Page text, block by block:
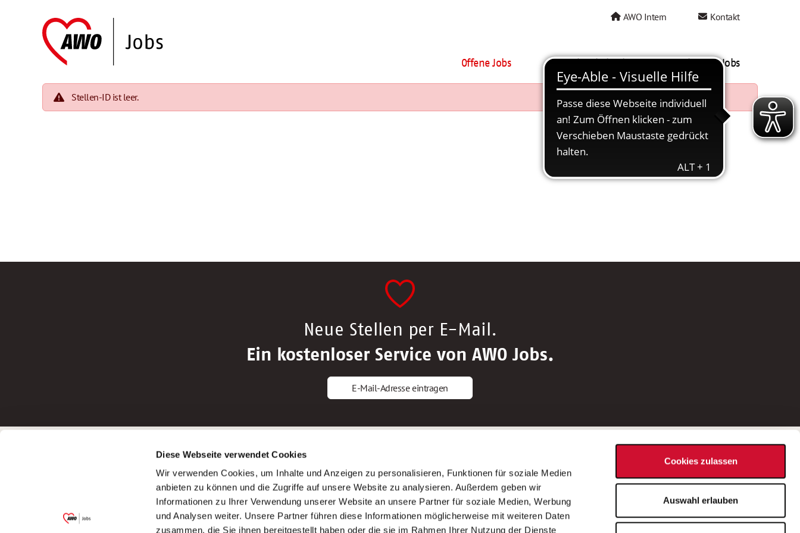
Diese Webseite verwendet Cookies
Wir verwenden Cookies, um Inhalte und Anzeigen zu personalisieren, Funktionen für soziale Medien
anbieten zu können und die Zugriffe auf unsere Website zu analysieren. Außerdem geben wir
Informationen zu Ihrer Verwendung unserer Website an unsere Partner für soziale Medien, Werbung
und Analysen weiter. Unsere Partner führen diese Informationen möglicherweise mit weiteren Daten
zusammen, die Sie ihnen bereitgestellt haben oder die sie im Rahmen Ihrer Nutzung der Dienste
Cookies zulassen
Auswahl erlauben
AWO Intern Kontakt
Offene Jobs AWO als Arbeitgeber Mein AWO Jobs
Stellen-ID ist leer.
Neue Stellen per E-Mail.
Ein kostenloser Service von AWO Jobs.
E-Mail-Adresse eintragen
Garitz Bewirtschaftungsbetriebe GmbH
(Ein Tochterunternehmen des AWO
Bezirksverbandes Unterfranken e.V.)
Bewerbungstipps
Bewerbung als Altenpfleger*in
Bewerbung als Krankenpfleger*in
Bewerbung als Altenpflegehelfer*in
Bewerbung als Erzieher*in
AWO Gliederungen nach Bundesland
Stellenangebote nach Bundesländern
Sitemap
Impressum
Datenschutz
Bei Fragen zu einer Stellenausschreibung
wenden Sie sich bitte an die*den in der
Stellenausschreibung genannte*n